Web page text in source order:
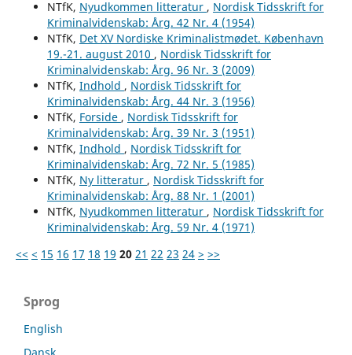
NTfK, Nyudkommen litteratur , Nordisk Tidsskrift for
Kriminalvidenskab: Årg. 42 Nr. 4 (1954)
NTfK, Det XV Nordiske Kriminalistmødet. København
19.-21. august 2010 , Nordisk Tidsskrift for
Kriminalvidenskab: Årg. 96 Nr. 3 (2009)
NTfK, Indhold , Nordisk Tidsskrift for
Kriminalvidenskab: Årg. 44 Nr. 3 (1956)
NTfK, Forside , Nordisk Tidsskrift for
Kriminalvidenskab: Årg. 39 Nr. 3 (1951)
NTfK, Indhold , Nordisk Tidsskrift for
Kriminalvidenskab: Årg. 72 Nr. 5 (1985)
NTfK, Ny litteratur , Nordisk Tidsskrift for
Kriminalvidenskab: Årg. 88 Nr. 1 (2001)
NTfK, Nyudkommen litteratur , Nordisk Tidsskrift for
Kriminalvidenskab: Årg. 59 Nr. 4 (1971)
<< < 15 16 17 18 19 20 21 22 23 24 > >>
Sprog
English